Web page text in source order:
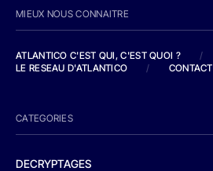
MIEUX NOUS CONNAITRE
ATLANTICO C'EST QUI, C'EST QUOI ?
/
LE RESEAU D'ATLANTICO
/ CONTACT
CATEGORIES
DECRYPTAGES